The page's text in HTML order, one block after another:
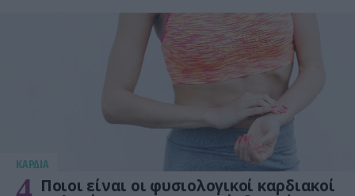
KΑΡΔΙΑ
Ποιοι είναι οι φυσιολογικοί καρδιακοί